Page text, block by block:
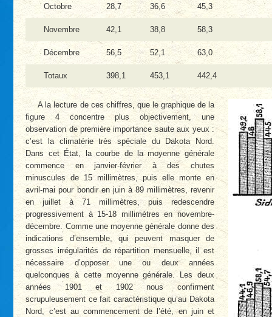
Octobre 28,7 36,6 45,3
Novembre 42,1 38,8 58,3
Décembre 56,5 52,1 63,0
Totaux 398,1 453,1 442,4
A la lecture de ces chiffres, que le graphique de la
figure 4 concentre plus objectivement, une
observation de première importance saute aux yeux :
c’est la climatérie très spéciale du Dakota Nord.
Dans cet État, la courbe de la moyenne générale
commence en janvier-février à des chutes
minuscules de 15 millimètres, puis elle monte en
avril-mai pour bondir en juin à 89 millimètres, revenir
en juillet à 71 millimètres, puis redescendre
progressivement à 15-18 millimètres en novembre-
décembre. Comme une moyenne générale donne des
indications d’ensemble, qui peuvent masquer de
grosses irrégularités de répartition mensuelle, il est
nécessaire d’opposer une ou deux années
quelconques à cette moyenne générale. Les deux
années 1901 et 1902 nous confirment
scrupuleusement ce fait caractéristique qu’au Dakota
Nord, c’est au commencement de l’été, en juin et